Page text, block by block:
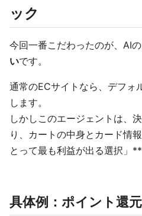
ック
今回一番こだわったのが、AIの
いです。
通常のECサイトなら、デフォ
します。
しかしこのエージェントは、
り、カートの中身とカード情
とって最も利益が出る選択」
具体例：ポイント還